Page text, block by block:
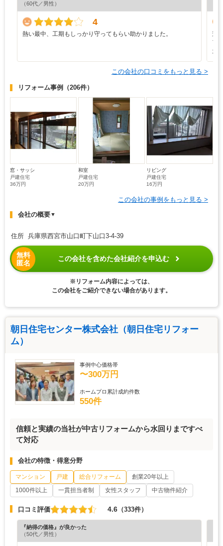
（60代／男性）
4
熱い最中、工期もしっかり守ってもらい助かりました。
途
ア
た
この会社の口コミをもっと見る >
リフォーム事例 （206件）
窓・サッシ
戸建住宅
36万円
和室
戸建住宅
20万円
リビング
戸建住宅
16万円
この会社の事例をもっと見る >
会社の概要▼
住所 兵庫県西宮市山口町下山口3-4-39
無料
匿名
この会社を含めた会社紹介を申込む
※リフォーム内容によっては、
この会社をご紹介できない場合があります。
朝日住宅センター株式会社（朝日住宅リフォー
ム）
事例中心価格帯
〜300万円
ホームプロ累計成約件数
550件
信頼と実績の当社が中古リフォームから水回りまですべ
て対応
会社の特徴・得意分野
マンション 戸建 総合リフォーム
創業20年以上
1000件以上
一貫担当者制 女性スタッフ 中古物件紹介
口コミ評価 4.6 （333件）
『納得の価格』が良かった
（50代／男性）